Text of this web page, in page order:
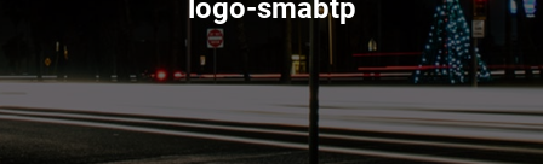
logo-smabtp